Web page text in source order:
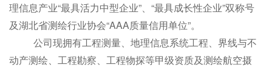
理信息产业“最具活力中型企业”、“最具成长性企业”双称号
及湖北省测绘行业协会“AAA质量信用单位”。
公司现拥有工程测量、地理信息系统工程、界线与不
动产测绘、工程勘察、工程物探等甲级资质及测绘航空摄